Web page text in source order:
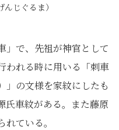
じぐるま）
」で、先祖が神官として
われる時に用いる「刺車
」の文様を家紋にしたも
氏車紋がある。また藤原
ている。